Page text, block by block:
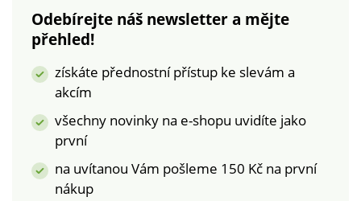
žebrováním. Lze prát
Odebírejte náš newsletter a mějte
přehled!
získáte přednostní přístup ke slevám a
akcím
všechny novinky na e-shopu uvidíte jako
první
na uvítanou Vám pošleme 150 Kč na první
nákup